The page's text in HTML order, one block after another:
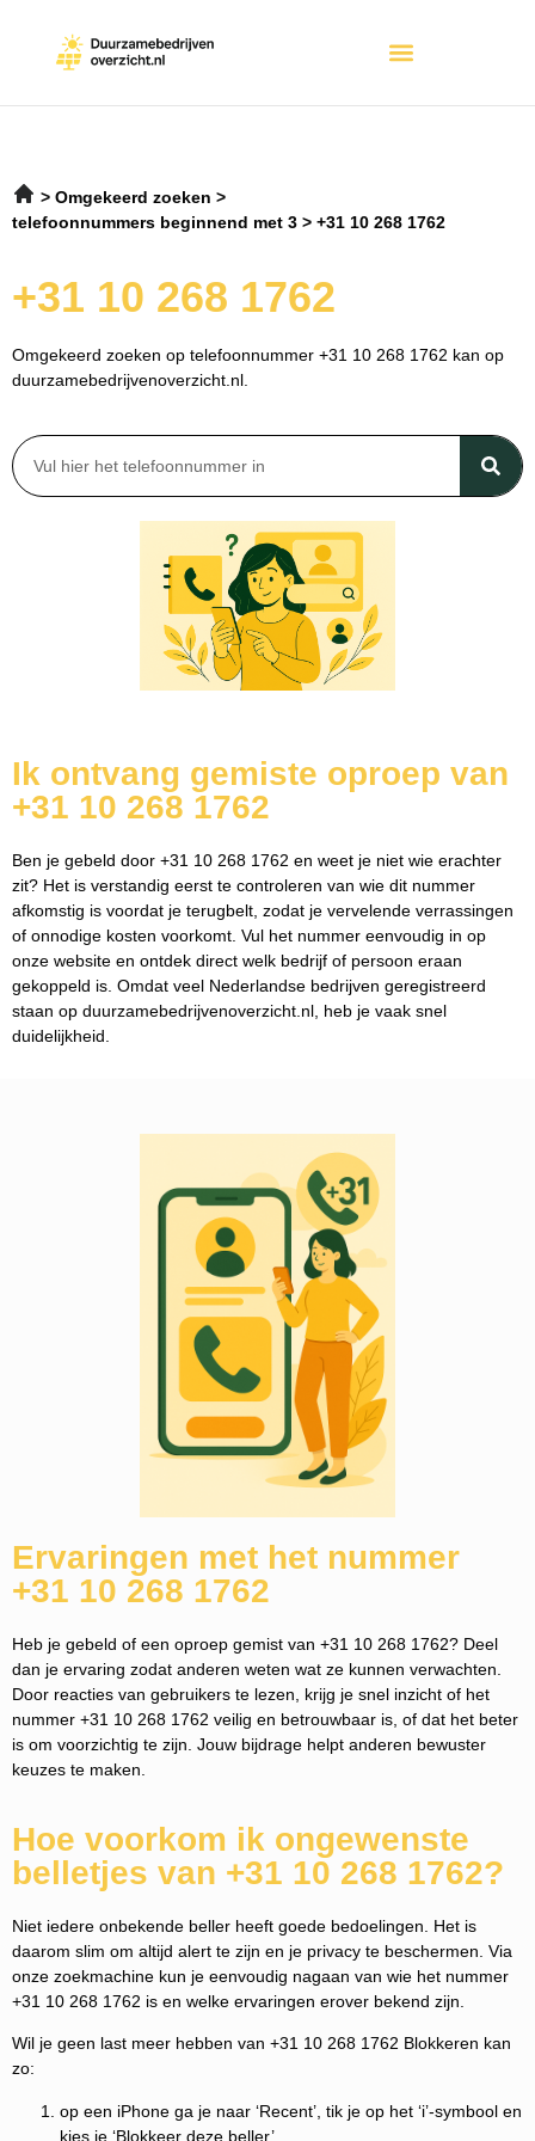
Omgekeerd zoeken
telefoonnummers beginnend met 3
+31 10 268 1762
+31 10 268 1762
Omgekeerd zoeken op telefoonnummer +31 10 268 1762 kan op
duurzamebedrijvenoverzicht.nl.
Ik ontvang gemiste oproep van
+31 10 268 1762
Ben je gebeld door +31 10 268 1762 en weet je niet wie erachter
zit? Het is verstandig eerst te controleren van wie dit nummer
afkomstig is voordat je terugbelt, zodat je vervelende verrassingen
of onnodige kosten voorkomt. Vul het nummer eenvoudig in op
onze website en ontdek direct welk bedrijf of persoon eraan
gekoppeld is. Omdat veel Nederlandse bedrijven geregistreerd
staan op duurzamebedrijvenoverzicht.nl, heb je vaak snel
duidelijkheid.
Ervaringen met het nummer
+31 10 268 1762
Heb je gebeld of een oproep gemist van +31 10 268 1762? Deel
dan je ervaring zodat anderen weten wat ze kunnen verwachten.
Door reacties van gebruikers te lezen, krijg je snel inzicht of het
nummer +31 10 268 1762 veilig en betrouwbaar is, of dat het beter
is om voorzichtig te zijn. Jouw bijdrage helpt anderen bewuster
keuzes te maken.
Hoe voorkom ik ongewenste
belletjes van +31 10 268 1762?
Niet iedere onbekende beller heeft goede bedoelingen. Het is
daarom slim om altijd alert te zijn en je privacy te beschermen. Via
onze zoekmachine kun je eenvoudig nagaan van wie het nummer
+31 10 268 1762 is en welke ervaringen erover bekend zijn.
Wil je geen last meer hebben van +31 10 268 1762 Blokkeren kan
zo:
op een iPhone ga je naar ‘Recent’, tik je op het ‘i’-symbool en
kies je ‘Blokkeer deze beller’.